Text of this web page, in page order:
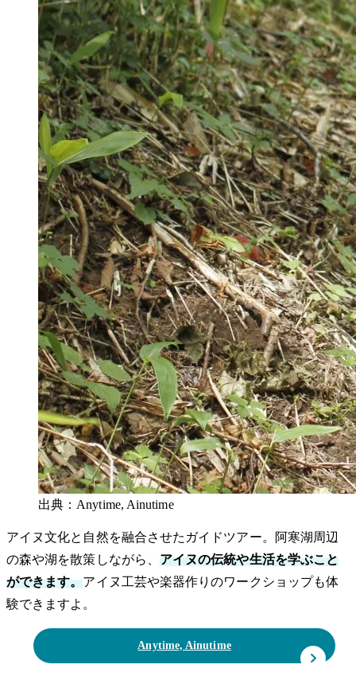
出典：Anytime, Ainutime
アイヌ文化と自然を融合させたガイドツアー。阿寒湖周辺
の森や湖を散策しながら、 アイヌの伝統や生活を学ぶこと
ができます。アイヌ工芸や楽器作りのワークショップも体
験できますよ。
Anytime, Ainutime